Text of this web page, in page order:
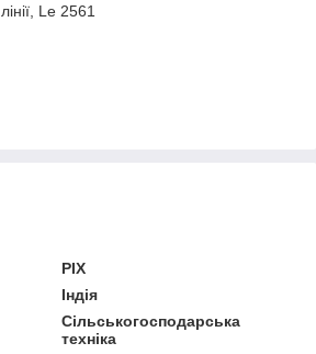
Le 2561
PIX
Індія
Сільськогосподарська
техніка